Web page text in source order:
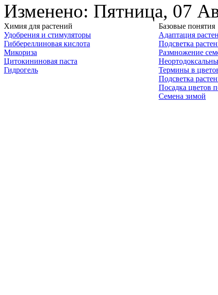
Изменено: Пятница, 07
Химия для растений
Удобрения и стимуляторы
Гиббереллиновая кислота
Микориза
Цитокининовая паста
Гидрогель
Базовые понятия
Адаптация
Подсветка
Размножение
Термины в
Подсветка
Посадка цветов
Семена зимой